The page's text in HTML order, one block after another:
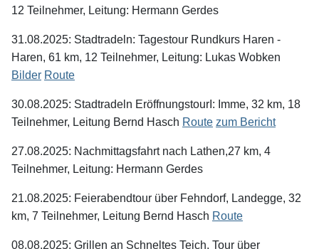
12 Teilnehmer, Leitung: Hermann Gerdes
31.08.2025: Stadtradeln: Tagestour Rundkurs Haren -
Haren, 61 km, 12 Teilnehmer, Leitung: Lukas Wobken
Bilder Route
30.08.2025: Stadtradeln EröffnungstourI: Imme, 32 km, 18
Teilnehmer, Leitung Bernd Hasch Route zum Bericht
27.08.2025: Nachmittagsfahrt nach Lathen,27 km, 4
Teilnehmer, Leitung: Hermann Gerdes
21.08.2025: Feierabendtour über Fehndorf, Landegge, 32
km, 7 Teilnehmer, Leitung Bernd Hasch Route
08.08.2025: Grillen an Schneltes Teich, Tour über